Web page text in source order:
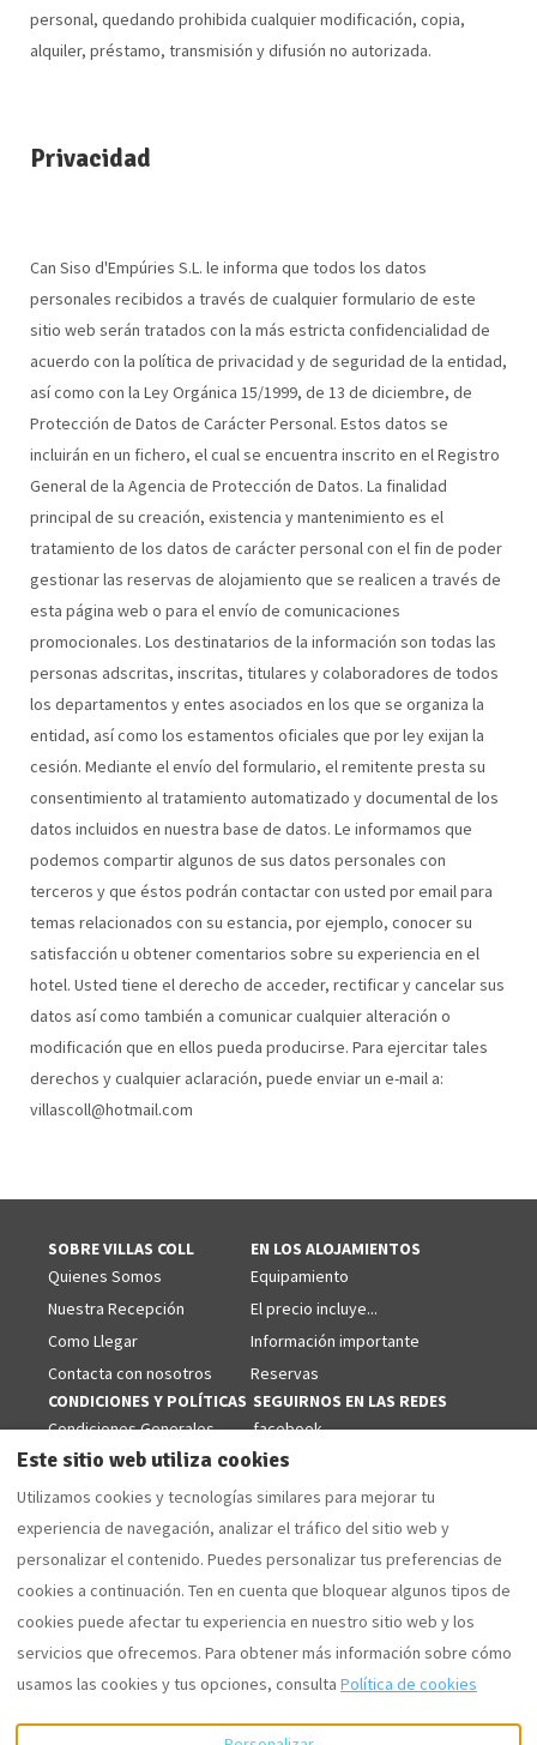
personal, quedando prohibida cualquier modificación, copia,
alquiler, préstamo, transmisión y difusión no autorizada.
Privacidad
Can Siso d'Empúries S.L. le informa que todos los datos
personales recibidos a través de cualquier formulario de este
sitio web serán tratados con la más estricta confidencialidad de
acuerdo con la política de privacidad y de seguridad de la entidad,
así como con la Ley Orgánica 15/1999, de 13 de diciembre, de
Protección de Datos de Carácter Personal. Estos datos se
incluirán en un fichero, el cual se encuentra inscrito en el Registro
General de la Agencia de Protección de Datos. La finalidad
principal de su creación, existencia y mantenimiento es el
tratamiento de los datos de carácter personal con el fin de poder
gestionar las reservas de alojamiento que se realicen a través de
esta página web o para el envío de comunicaciones
promocionales. Los destinatarios de la información son todas las
personas adscritas, inscritas, titulares y colaboradores de todos
los departamentos y entes asociados en los que se organiza la
entidad, así como los estamentos oficiales que por ley exijan la
cesión. Mediante el envío del formulario, el remitente presta su
consentimiento al tratamiento automatizado y documental de los
datos incluidos en nuestra base de datos. Le informamos que
podemos compartir algunos de sus datos personales con
terceros y que éstos podrán contactar con usted por email para
temas relacionados con su estancia, por ejemplo, conocer su
satisfacción u obtener comentarios sobre su experiencia en el
hotel. Usted tiene el derecho de acceder, rectificar y cancelar sus
datos así como también a comunicar cualquier alteración o
modificación que en ellos pueda producirse. Para ejercitar tales
derechos y cualquier aclaración, puede enviar un e-mail a:
villascoll@hotmail.com
SOBRE VILLAS COLL
Quienes Somos
Nuestra Recepción
Como Llegar
Contacta con nosotros
EN LOS ALOJAMIENTOS
Equipamiento
El precio incluye...
Información importante
Reservas
CONDICIONES Y POLÍTICAS
Condiciones Generales
Politicas de Cookies
Aviso Legal
Politica de Privacidad
SEGUIRNOS EN LAS REDES
facebook
Español EUR +34 629853868
Camí Forestal 3, Sant Martí
d'Empúries - L'Escala, Girona,
©2026 Villas CollTodos los
derechos reservados-
Este sitio web utiliza cookies
Utilizamos cookies y tecnologías similares para mejorar tu
experiencia de navegación, analizar el tráfico del sitio web y
personalizar el contenido. Puedes personalizar tus preferencias de
cookies a continuación. Ten en cuenta que bloquear algunos tipos de
cookies puede afectar tu experiencia en nuestro sitio web y los
servicios que ofrecemos. Para obtener más información sobre cómo
usamos las cookies y tus opciones, consulta Política de cookies